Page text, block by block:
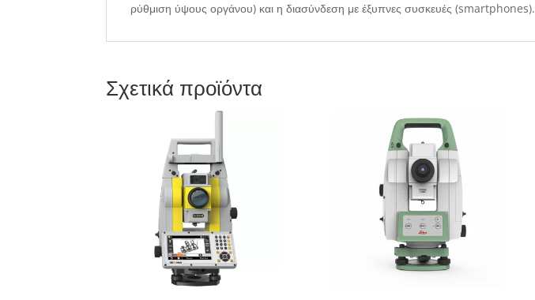
ρύθμιση ύψους οργάνου) και η διασύνδεση με έξυπνες συσκευές (smartphones).
Σχετικά προϊόντα